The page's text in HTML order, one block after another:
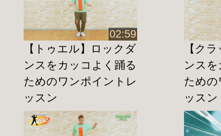
この機会に是非ご覧下さい♪
第２回の内容は、リズムの取り方～アッ
ダウン同様アップのリズムの取り方は
つダンスの基本です。
しっかりとマスターすることで、カッ
できます。
また、ロックダンスの独特の動きの見
02:59
【トゥエル】ロックダ
ンスをカッコよく踊る
ためのワンポイントレ
ッスン
【ク
ンス
ため
ッスン